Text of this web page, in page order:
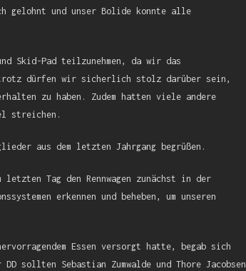
gelohnt und unser Bolide konnte alle
Skid-Pad teilzunehmen, da wir das
dürfen wir sicherlich stolz darüber sein,
zu haben. Zudem hatten viele andere
streichen.
aus dem letzten Jahrgang begrüßen.
Tag den Rennwagen zunächst in der
erkennen und beheben, um unseren
Essen versorgt hatte, begab sich
sollten Sebastian Zumwalde und Thore Jacobsen